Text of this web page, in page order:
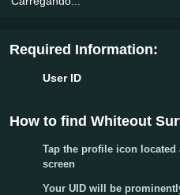
Required Information:
User ID
How to find Whiteout
Tap the profile icon located
screen
Your UID will be